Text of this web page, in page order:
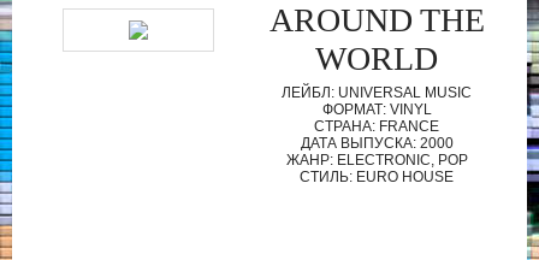
AROUND THE
WORLD
ЛЕЙБЛ: UNIVERSAL MUSIC
ФОРМАТ: VINYL
СТРАНА: FRANCE
ДАТА ВЫПУСКА: 2000
ЖАНР: ELECTRONIC, POP
СТИЛЬ: EURO HOUSE